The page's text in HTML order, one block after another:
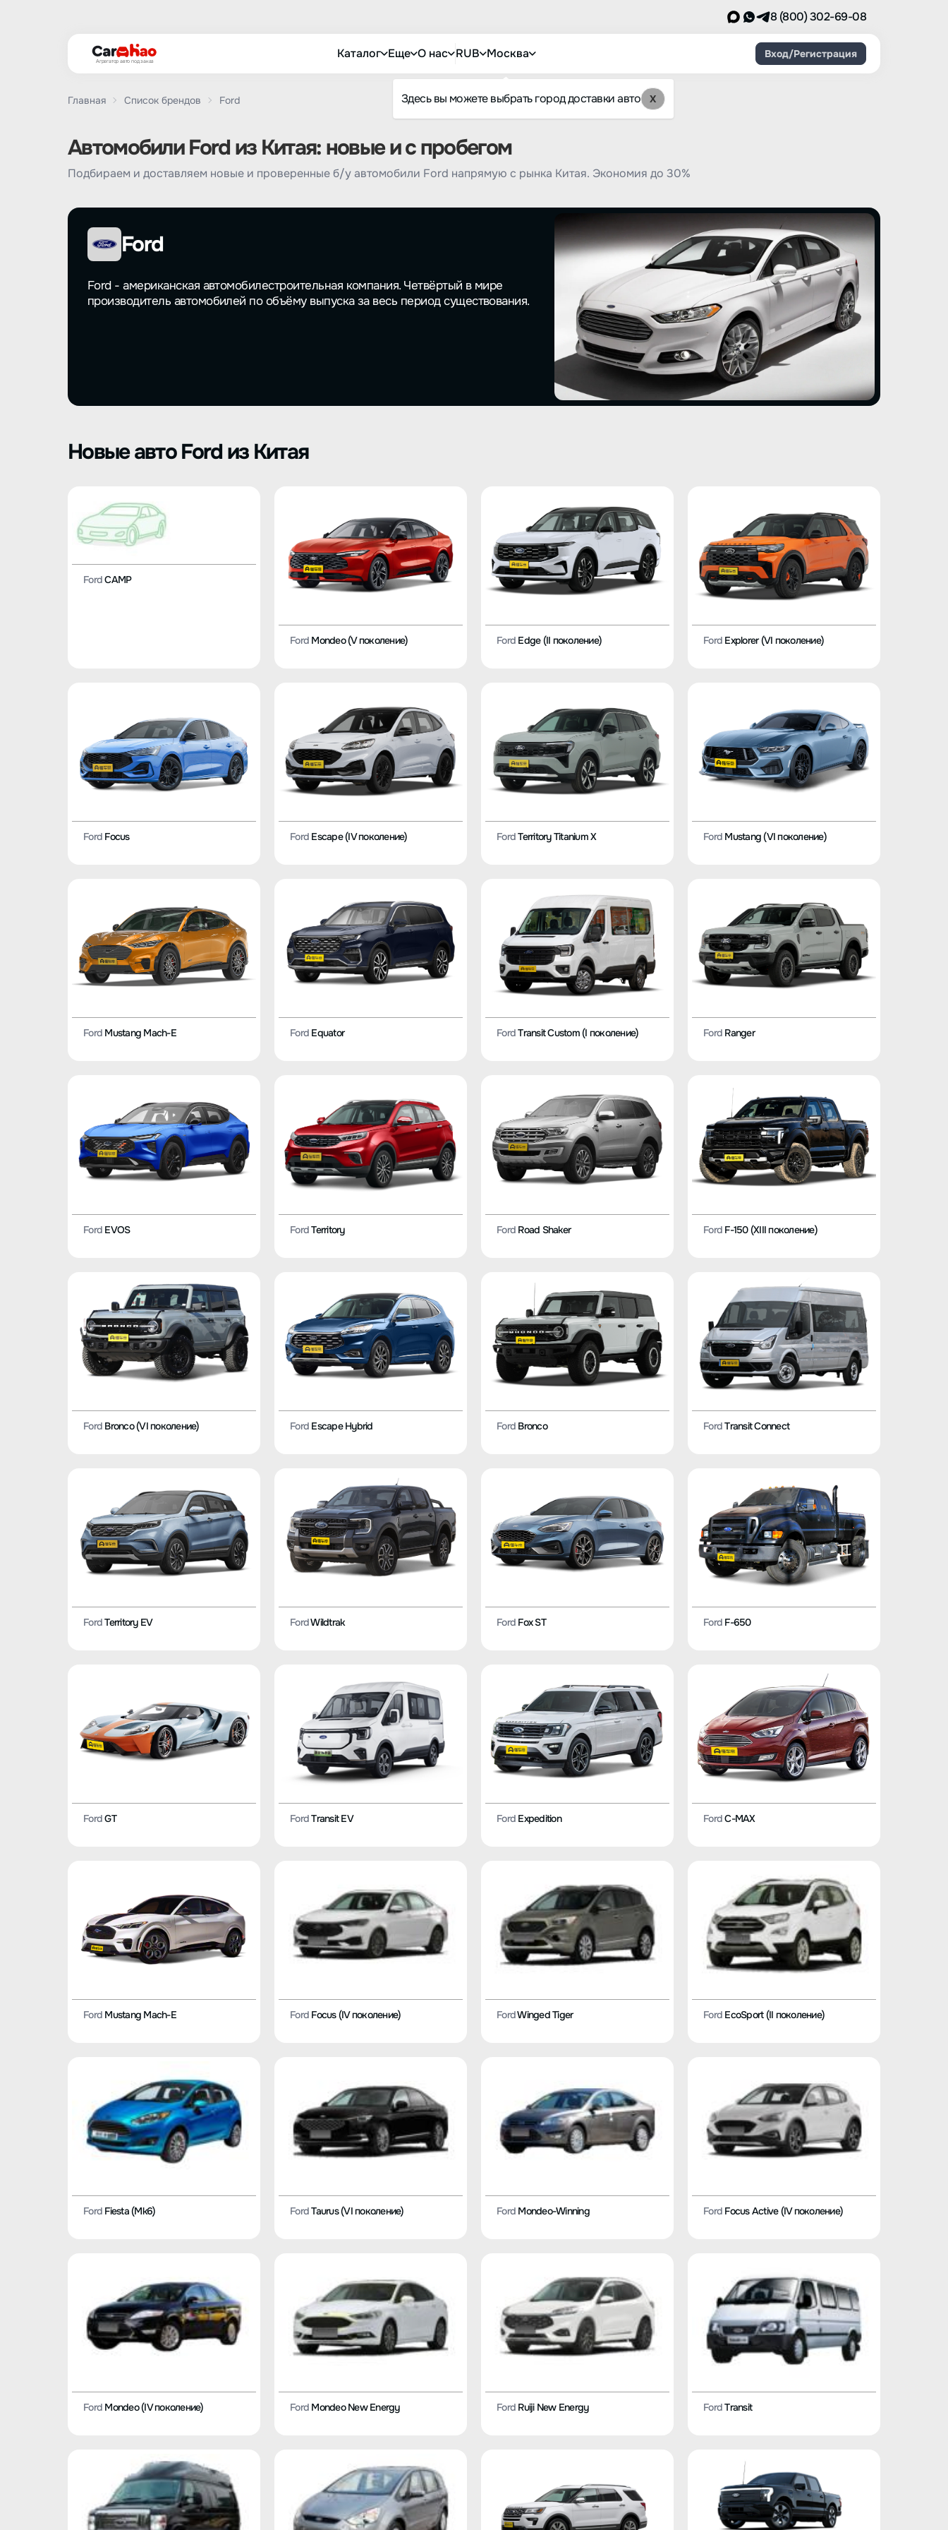
8 (800) 302-69-08
Агрегатор авто под заказ
Каталог Еще О нас RUB Москва
Здесь вы можете выбрать город доставки авто X
Вход/Регистрация
Главная Список брендов Ford
Автомобили Ford из Китая: новые и с пробегом
Подбираем и доставляем новые и проверенные б/у автомобили Ford напрямую с рынка Китая. Экономия до 30%
Ford
Ford - американская автомобилестроительная компания. Четвёртый в мире
производитель автомобилей по объёму выпуска за весь период существования.
Новые авто Ford из Китая
FordCAMP
Ford Mondeo (V поколение) Ford Edge (II поколение) Ford Explorer (VI поколение)
Ford Focus Ford Escape (IV поколение) FordTerritory Titanium X Ford Mustang (VI поколение)
Ford Mustang Mach-E Ford Equator FordTransit Custom (I поколение) Ford Ranger
Ford EVOS FordTerritory Ford Road Shaker Ford F-150 (XIII поколение)
Ford Bronco (VI поколение) Ford Escape Hybrid Ford Bronco FordTransit Connect
FordTerritory EV FordWildtrak Ford Fox ST Ford F-650
FordGT FordTransit EV Ford Expedition FordC-MAX
Ford Mustang Mach-E Ford Focus (IV поколение) FordWinged Tiger Ford EcoSport (II поколение)
Ford Fiesta (Mk6) FordTaurus (VI поколение) Ford Mondeo-Winning Ford Focus Active (IV поколение)
Ford Mondeo (IV поколение) Ford Mondeo New Energy Ford Ruiji New Energy FordTransit